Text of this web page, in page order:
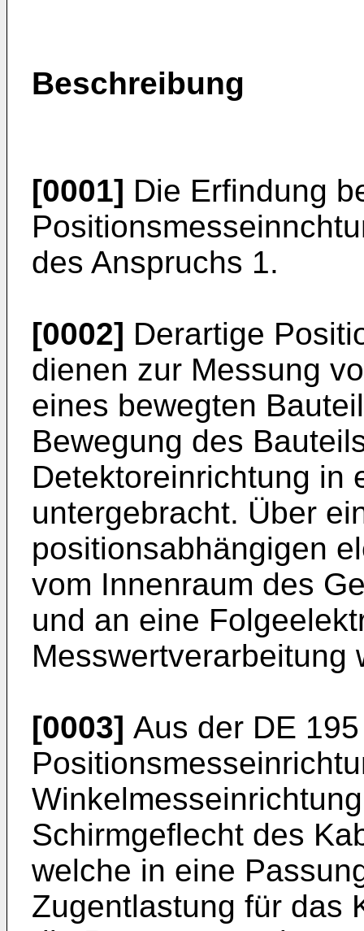
Beschreibung
[0001] Die Erfindung
des Anspruchs 1.
[0002] Derartige
dienen zur Messung
eines bewegten
Bewegung des
Detektoreinrichtung in
untergebracht. Über
positionsabhängigen
vom Innenraum des
und an eine
Messwertverarbeitung
[0003] Aus der DE
Schirmgeflecht des
welche in eine
Zugentlastung für das